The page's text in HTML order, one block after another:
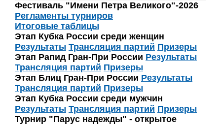
Фестиваль "Имени Петра Великого"-2026
Регламенты турниров
Итоговые таблицы
Этап Кубка России среди женщин
Результаты Трансляция партий Призеры
Этап Рапид Гран-При России Результаты
Трансляция партий Призеры
Этап Блиц Гран-При России Результаты
Трансляция партий Призеры
Этап Кубка России среди мужчин
Результаты Трансляция партий Призеры
Турнир "Парус надежды" - открытое